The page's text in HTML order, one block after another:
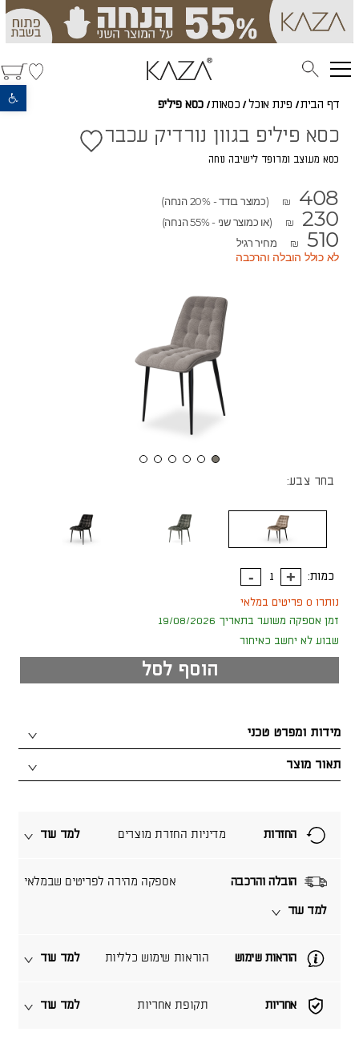
פתח סרגל נגישות
דף הבית/ פינת אוכל / כסאות/ כסא פיליפ
כסא פיליפ בגוון נורדיק עכבר
כסא מעוצב ומרופד לישיבה נוחה
₪ 408 (כמוצר בודד - 20% הנחה)
₪ 230 (או כמוצר שני - 55% הנחה)
₪ 510 מחיר רגיל
לא כולל הובלה והרכבה
בחר צבע:
כמות:
נותרו 0 פריטים במלאי
זמן אספקה משוער בתאריך 19/08/2026
שבוע לא יחשב כאיחור
הוסף לסל
תאור מוצר
מידות ומפרט טכני
אחריות תקופת אחריות למד עוד
הוראות שימוש הוראות שימוש כלליות למד עוד
הובלה והרכבה אספקה מהירה לפריטים שבמלאי
למד עוד
החזרות מדיניות החזרת מוצרים למד עוד